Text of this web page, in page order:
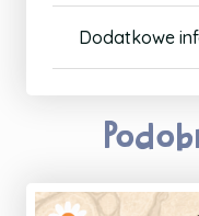
Dodatkowe